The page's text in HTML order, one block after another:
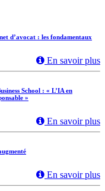
d’avocat : les fondamentaux
En savoir plus
School : « L’IA en
»
En savoir plus
En savoir plus